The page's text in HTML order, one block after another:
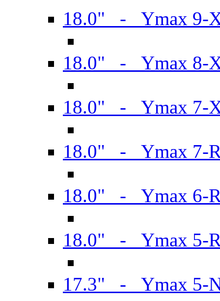
18.0" - Ymax 9-
18.0" - Ymax 8-
18.0" - Ymax 7-
18.0" - Ymax 7-
18.0" - Ymax 6-
18.0" - Ymax 5-
17.3" - Ymax 5-